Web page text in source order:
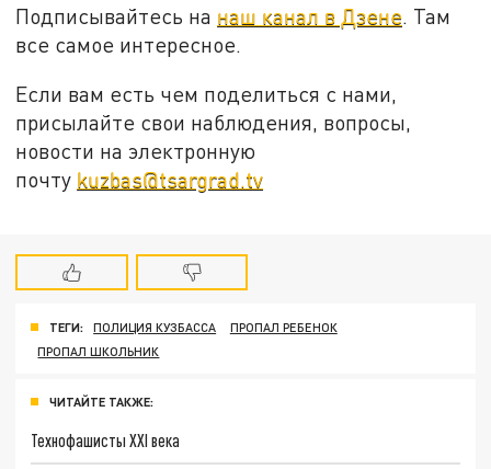
Подписывайтесь на наш канал в Дзене . Там
все самое интересное.
Если вам есть чем поделиться с нами,
присылайте свои наблюдения, вопросы,
новости на электронную
почту kuzbas@tsargrad.tv
ТЕГИ: ПОЛИЦИЯ КУЗБАССА
ПРОПАЛ РЕБЕНОК
ПРОПАЛ ШКОЛЬНИК
ЧИТАЙТЕ ТАКЖЕ:
Технофашисты XXI века